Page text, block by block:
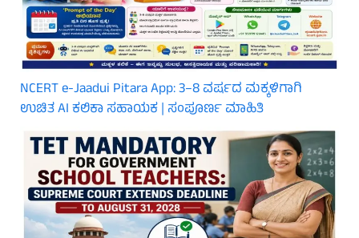
NCERT e-Jaadui Pitara App: 3–8 ವರ್ಷದ ಮಕ್ಕಳಿಗಾಗಿ
ಉಚಿತ AI ಕಲಿಕಾ ಸಹಾಯಕ | ಸಂಪೂರ್ಣ ಮಾಹಿತಿ